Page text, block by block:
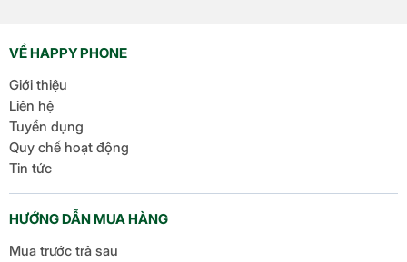
Về khả năng xử lý đồ họa
VỀ HAPPY PHONE
Giới thiệu
Liên hệ
Tuyển dụng
Quy chế hoạt động
Tin tức
HƯỚNG DẪN MUA HÀNG
Mua trước trả sau